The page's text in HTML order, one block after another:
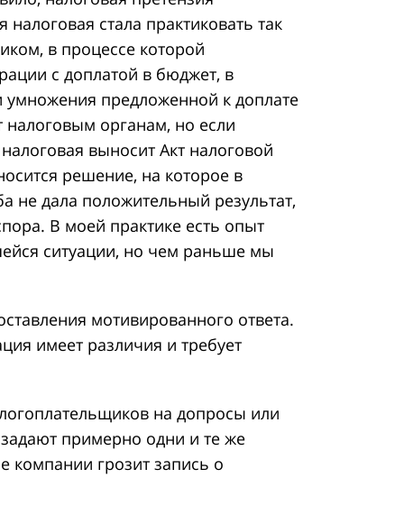
стала практиковать так
в процессе которой
с доплатой в бюджет, в
предложенной к доплате
органам, но если
выносит Акт налоговой
решение, на которое в
не дала положительный результат,
В моей практике есть опыт
ситуации, но чем раньше мы
мотивированного ответа.
имеет различия и требует
на допросы или
примерно одни и те же
компании грозит запись о